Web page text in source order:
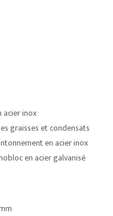
acier inox
graisses et condensats
en acier inox
en acier galvanisé